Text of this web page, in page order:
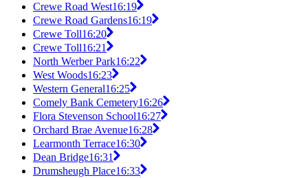
Crewe Road West16:19
Crewe Road Gardens16:19
Crewe Toll16:20
Crewe Toll16:21
North Werber Park16:22
West Woods16:23
Western General16:25
Comely Bank Cemetery16:26
Flora Stevenson School16:27
Orchard Brae Avenue16:28
Learmonth Terrace16:30
Dean Bridge16:31
Drumsheugh Place16:33